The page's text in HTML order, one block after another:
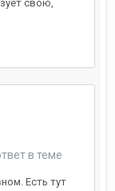
свою,
в теме
Есть тут